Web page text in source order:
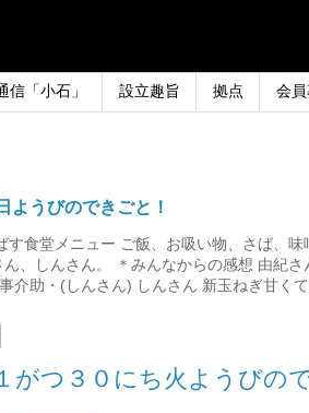
信「小石」 設立趣旨 拠点 会
ようびのできごと！
す食堂メニュー ご飯、お吸い物、さば、
、しんさん。 ＊みんなからの感想 由紀
介助・(しんさん) しんさん 新玉ねぎ甘く
がつ３０にち火ようびの